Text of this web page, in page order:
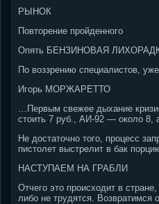
РЫНОК
Повторение пройденного
Опять БЕНЗИНОВАЯ
По воззрению специалистов,
Игорь МОРЖАРЕТТО
…Первым свежее дыхание
стоить 7 руб., АИ-92 — около 8,
Не достаточно того, процесс
пистолет выстрелит в бак
НАСТУПАЕМ НА ГРАБЛИ
Отчего это происходит в
либо не трудятся. Возвратимся